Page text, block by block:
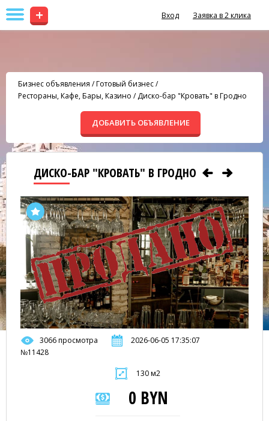
+ Вход Заявка в 2 клика
Бизнес объявления /Готовый бизнес/
Рестораны, Кафе, Бары, Казино /Диско-бар "Кровать" в Гродно
ДОБАВИТЬ ОБЪЯВЛЕНИЕ
ДИСКО-БАР "КРОВАТЬ" В ГРОДНО
3066 просмотра
2026-06-05 17:35:07
№11428
130 м2
0 BYN